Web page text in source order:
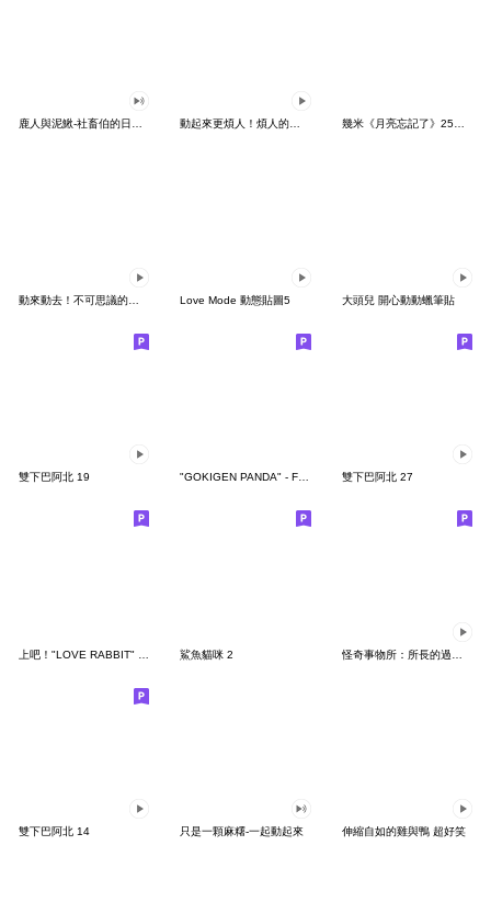
幾米《月亮忘記了》25周年 x 晴天P莉
Love Mode 動態貼圖5 大頭兒 開心動動蠟筆貼
雙下巴阿北 19 "GOKIGEN PANDA" - Feeling / global 雙下巴阿北 27
鯊魚貓咪 2
雙下巴阿北 14 只是一顆麻糬-一起動起來 伸縮自如的雞與鴨 超好笑